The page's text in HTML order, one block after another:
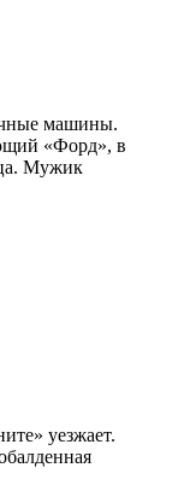
машины.
«Форд», в
Мужик
уезжает.